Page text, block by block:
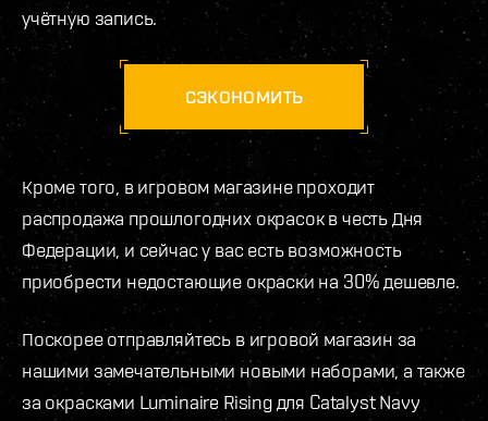
учётную запись.
СЭКОНОМИТЬ
Кроме того, в игровом магазине проходит
распродажа прошлогодних окрасок в честь Дня
Федерации, и сейчас у вас есть возможность
приобрести недостающие окраски на 30% дешевле.
Поскорее отправляйтесь в игровой магазин за
нашими замечательными новыми наборами, а также
за окрасками Luminaire Rising для Catalyst Navy